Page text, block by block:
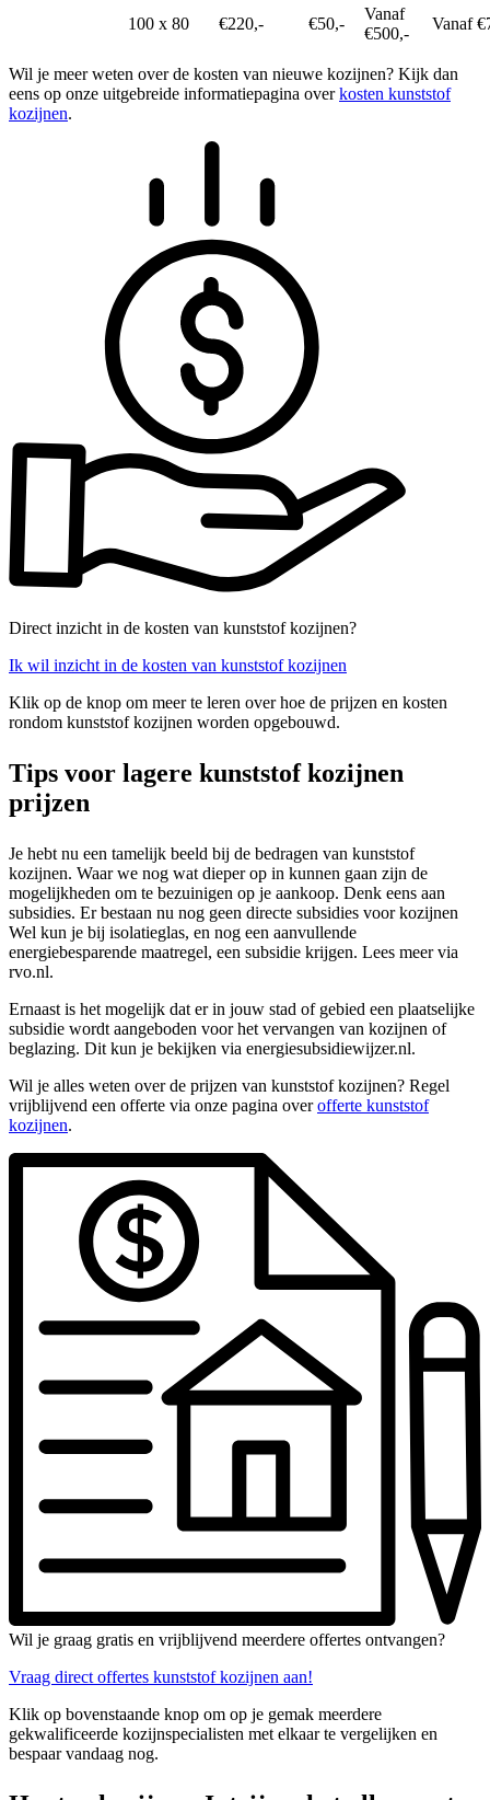
100 x 80 €220,- €50,-
Vanaf
€500,-
Vanaf
Wil je meer weten over de kosten van nieuwe kozijnen? Kijk dan
eens op onze uitgebreide informatiepagina overkosten kunststof
kozijnen.
Direct inzicht in de kosten van kunststof kozijnen?
Ik wil inzicht in de kosten van kunststof kozijnen
Klik op de knop om meer te leren over hoe de prijzen en kosten
rondom kunststof kozijnen worden opgebouwd.
Tips voor lagere kunststof kozijnen
prijzen
Je hebt nu een tamelijk beeld bij de bedragen van kunststof
kozijnen. Waar we nog wat dieper op in kunnen gaan zijn de
mogelijkheden om te bezuinigen op je aankoop. Denk eens aan
subsidies. Er bestaan nu nog geen directe subsidies voor kozijnen
Wel kun je bij isolatieglas, en nog een aanvullende
energiebesparende maatregel, een subsidie krijgen. Lees meer via
rvo.nl.
Ernaast is het mogelijk dat er in jouw stad of gebied een plaatselijke
subsidie wordt aangeboden voor het vervangen van kozijnen of
beglazing. Dit kun je bekijken via energiesubsidiewijzer.nl.
Wil je alles weten over de prijzen van kunststof kozijnen? Regel
vrijblijvend een offerte via onze pagina overofferte kunststof
kozijnen.
Wil je graag gratis en vrijblijvend meerdere offertes ontvangen?
Vraag direct offertes kunststof kozijnen aan!
Klik op bovenstaande knop om op je gemak meerdere
gekwalificeerde kozijnspecialisten met elkaar te vergelijken en
bespaar vandaag nog.